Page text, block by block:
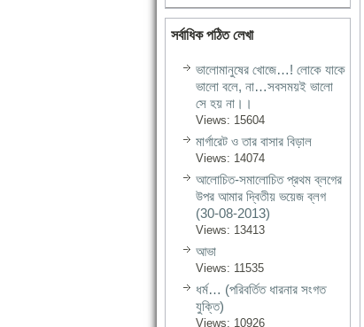
সর্বাধিক পঠিত লেখা
ভালোমানুষের খোজে…! লোকে যাকে
ভালো বলে, না…সবসময়ই ভালো
সে হয় না।।
Views: 15604
মার্গারেট ও তার বাসার বিড়াল
Views: 14074
আলোচিত-সমালোচিত প্রথম ব্লগের
উপর আমার দ্বিতীয় ভয়েজ ব্লগ
(30-08-2013)
Views: 13413
আভা
Views: 11535
ধর্ম… (পরিবর্তিত ধারনার সংগত
যুক্তি)
Views: 10926